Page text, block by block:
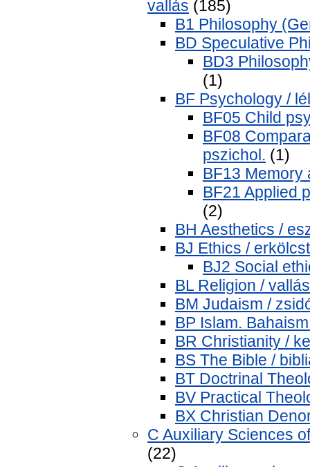
vallás (185)
B1 Philosophy
BD Speculative
BD3
(1)
BF Psychology /
BF05 Child
BF08
pszichol. (1)
BF13 Memory
BF21 Applied
(2)
BH Aesthetics /
BJ Ethics /
BJ2 Social
BL Religion / vallás
BM Judaism /
BP Islam.
BR Christianity /
BS The Bible /
BT Doctrinal
BV Practical
BX Christian
C Auxiliary Sciences
(22)